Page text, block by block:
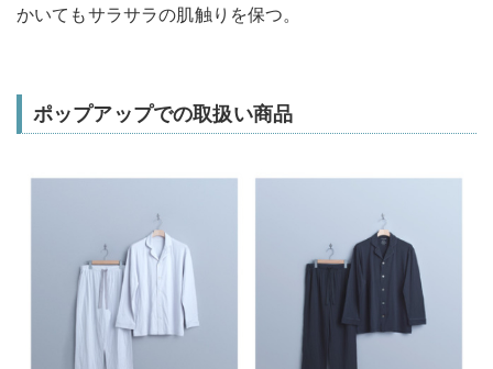
かいてもサラサラの肌触りを保つ。
ポップアップでの取扱い商品